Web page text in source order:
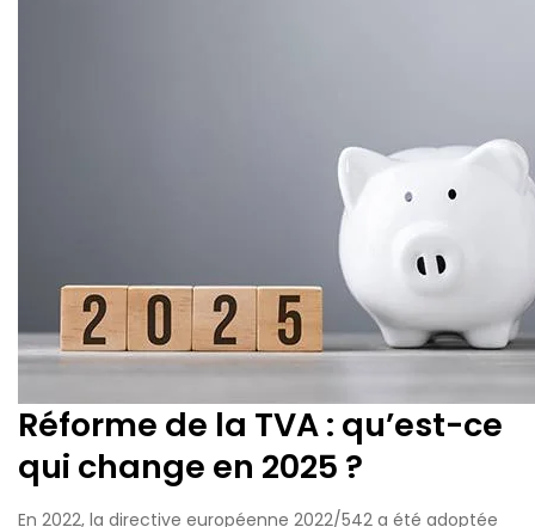
Réforme de la TVA : qu’est-ce
qui change en 2025 ?
En 2022, la directive européenne 2022/542 a été adoptée